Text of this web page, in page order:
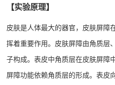
【实验原理】
皮肤是人体最大的器官，皮肤屏障
挥着重要作用。皮肤屏障由角质层
子构成。表皮中角质层在皮肤屏障
屏障功能依赖角质层的形成。表皮